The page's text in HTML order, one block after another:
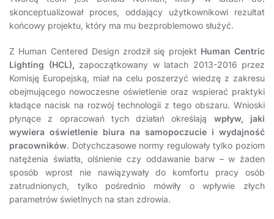
skonceptualizował proces, oddający użytkownikowi rezultat
końcowy projektu, który ma mu bezproblemowo służyć.
Z Human Centered Design zrodził się projekt Human Centric
Lighting (HCL), zapoczątkowany w latach 2013-2016 przez
Komisję Europejską, miał na celu poszerzyć wiedzę z zakresu
obejmującego nowoczesne oświetlenie oraz wspierać praktyki
kładące nacisk na rozwój technologii z tego obszaru. Wnioski
płynące z opracowań tych działań określają wpływ, jaki
wywiera oświetlenie biura na samopoczucie i wydajność
pracowników. Dotychczasowe normy regulowały tylko poziom
natężenia światła, olśnienie czy oddawanie barw – w żaden
sposób wprost nie nawiązywały do komfortu pracy osób
zatrudnionych, tylko pośrednio mówiły o wpływie złych
parametrów świetlnych na stan zdrowia.